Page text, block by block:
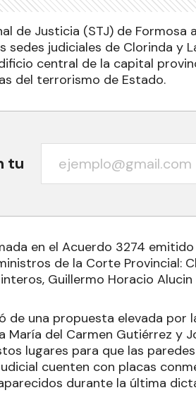
de Justicia (STJ) de
sedes judiciales de Clorinda y
central de la capital
del terrorismo de Estado.
tu
en el Acuerdo 3274
de la Corte Provincial:
Guillermo Horacio
de una propuesta elevada por
María del Carmen Gutiérrez y
lugares para que las
cuenten con placas
durante la última